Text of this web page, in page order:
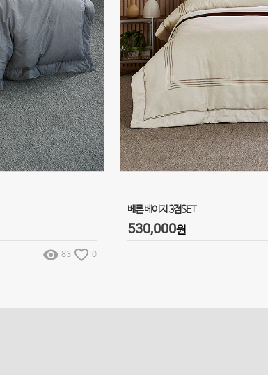
remove_red_eye 83 favorite_border 0
베른 베이지 3점SET
530,000원